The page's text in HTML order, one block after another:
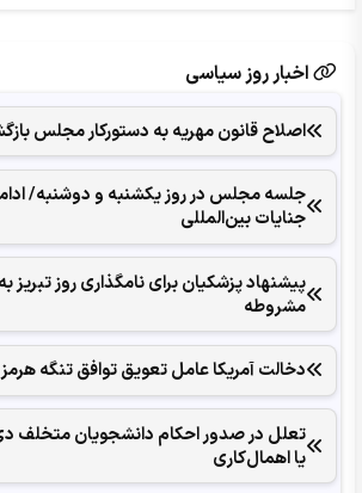
اخبار روز سیاسی
اصلاح قانون مهریه به دستورکار مجلس
جلسه مجلس در روز یکشنبه و دوشنبه/
جنایات بین‌المللی
پیشنهاد پزشکیان برای نامگذاری روز تبریز
مشروطه
دخالت آمریکا عامل تعویق توافق تنگه
تعلل در صدور احکام‌ دانشجویان متخلف
یا اهمال‌کاری